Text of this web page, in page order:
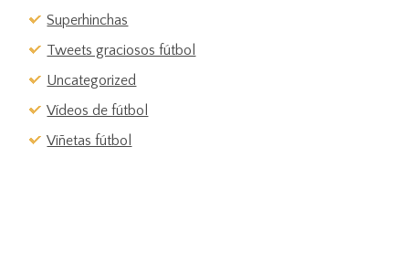
Superhinchas
Tweets graciosos fútbol
Uncategorized
Vídeos de fútbol
Viñetas fútbol